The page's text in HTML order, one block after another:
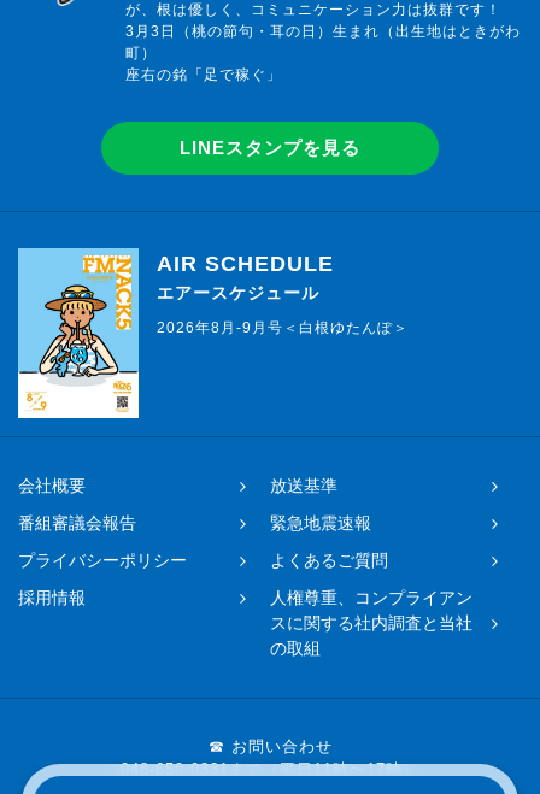
が、根は優しく、コミュニケーション力は抜群です！
3月3日（桃の節句・耳の日）生まれ（出生地はときがわ
町）
座右の銘「足で稼ぐ」
LINEスタンプを見る
AIR SCHEDULE
エアースケジュール
2026年8月-9月号＜白根ゆたんぽ＞
会社概要
放送基準
番組審議会報告
緊急地震速報
プライバシーポリシー
よくあるご質問
採用情報
人権尊重、コンプライアン
スに関する社内調査と当社
の取組
☎ お問い合わせ
048-650-0331まで（平日11時〜17時）